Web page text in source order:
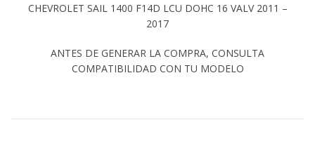
CHEVROLET SAIL 1400 F14D LCU DOHC 16 VALV 2011 –
2017
ANTES DE GENERAR LA COMPRA, CONSULTA
COMPATIBILIDAD CON TU MODELO